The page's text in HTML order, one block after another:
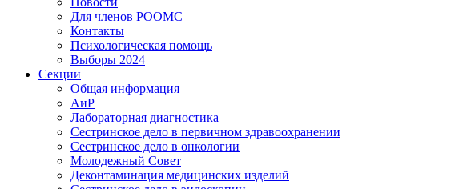
Для членов РООМС
Контакты
Психологическая помощь
Выборы 2024
Секции
Общая информация
АиР
Лабораторная диагностика
Сестринское дело в первичном здравоохранении
Сестринское дело в онкологии
Молодежный Совет
Деконтаминация медицинских изделий